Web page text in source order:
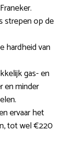
strepen op de
hardheid van
gas- en
en minder
ervaar het
tot wel €220